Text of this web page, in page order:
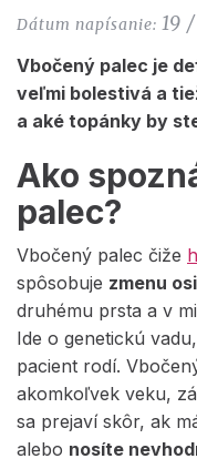
Dátum napísanie: 19
Vbočený palec je
veľmi bolestivá a
a aké topánky by
Ako
palec?
Vbočený palec čiže
spôsobuje zmenu
druhému prsta a v
Ide o genetickú
pacient rodí.
akomkoľvek veku,
sa prejaví skôr, ak
alebo nosíte